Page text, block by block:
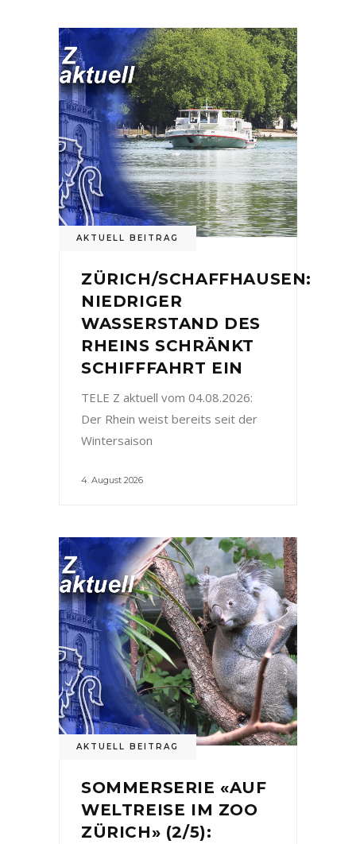
AKTUELL BEITRAG
ZÜRICH/SCHAFFHAUSEN:
NIEDRIGER
WASSERSTAND DES
RHEINS SCHRÄNKT
SCHIFFFAHRT EIN
TELE Z aktuell vom 04.08.2026:
Der Rhein weist bereits seit der
Wintersaison
4. August 2026
AKTUELL BEITRAG
SOMMERSERIE «AUF
WELTREISE IM ZOO
ZÜRICH» (2/5):